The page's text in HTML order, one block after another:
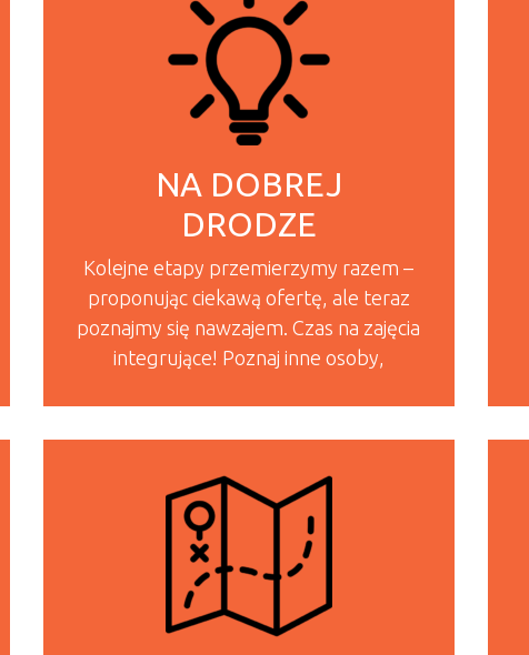
NA DOBREJ
DRODZE
Kolejne etapy przemierzymy razem –
proponując ciekawą ofertę, ale teraz
poznajmy się nawzajem. Czas na zajęcia
integrujące! Poznaj inne osoby,